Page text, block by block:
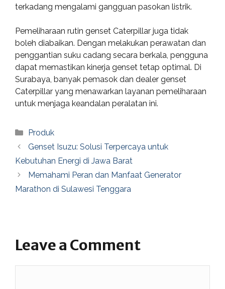
terkadang mengalami gangguan pasokan listrik.
Pemeliharaan rutin genset Caterpillar juga tidak
boleh diabaikan. Dengan melakukan perawatan dan
penggantian suku cadang secara berkala, pengguna
dapat memastikan kinerja genset tetap optimal. Di
Surabaya, banyak pemasok dan dealer genset
Caterpillar yang menawarkan layanan pemeliharaan
untuk menjaga keandalan peralatan ini.
Categories
Produk
Genset Isuzu: Solusi Terpercaya untuk
Kebutuhan Energi di Jawa Barat
Memahami Peran dan Manfaat Generator
Marathon di Sulawesi Tenggara
Leave a Comment